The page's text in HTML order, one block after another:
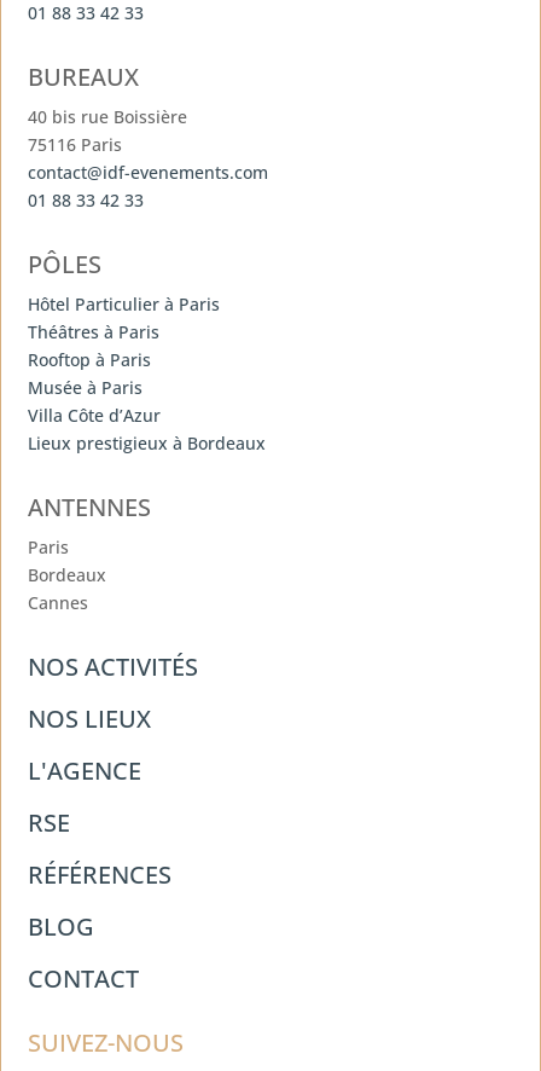
01 88 33 42 33
BUREAUX
40 bis rue Boissière
75116 Paris
contact@idf-evenements.com
01 88 33 42 33
PÔLES
Hôtel Particulier à Paris
Théâtres à Paris
Rooftop à Paris
Musée à Paris
Villa Côte d’Azur
Lieux prestigieux à Bordeaux
ANTENNES
Paris
Bordeaux
Cannes
NOS ACTIVITÉS
NOS LIEUX
L'AGENCE
RSE
RÉFÉRENCES
BLOG
CONTACT
SUIVEZ-NOUS